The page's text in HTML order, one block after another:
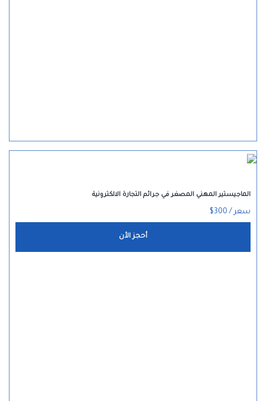
الماجيستير المهني المصغر في جرائم التجارة الالكترونية
سعر / 300$
أحجز الأن